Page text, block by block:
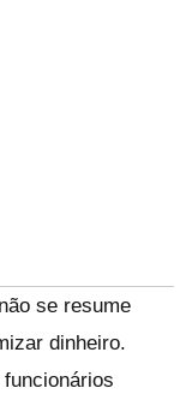
se resume
dinheiro.